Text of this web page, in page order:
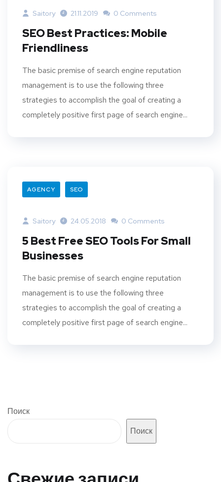
Saitory 21.11.2019 0 Comments
SEO Best Practices: Mobile
Friendliness
The basic premise of search engine reputation
management is to use the following three
strategies to accomplish the goal of creating a
completely positive first page of search engine...
AGENCY SEO
Saitory 24.05.2018 0 Comments
5 Best Free SEO Tools For Small
Businesses
The basic premise of search engine reputation
management is to use the following three
strategies to accomplish the goal of creating a
completely positive first page of search engine...
Поиск
Поиск